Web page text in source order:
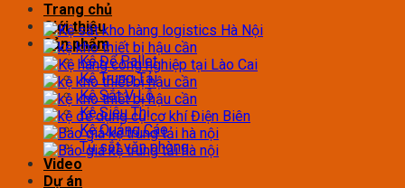
Trang chủ
Giới thiệu
Sản phẩm
Kệ Để Pallet
Kệ Trung Tải
Kệ Sắt V Lỗ
Kệ Siêu Thị
Kệ Quảng Cáo
Tủ sắt văn phòng
Video
Dự án